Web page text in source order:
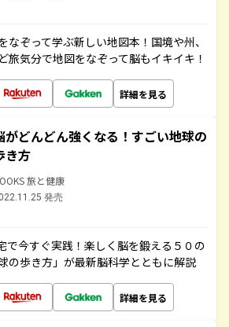
なぞって学ぶ新しい地図本！国境や州、
旅気分で地図をなぞって脳もイキイキ！
詳細を見る
がどんどん強くなる！すごい地球の
き方
旅と健康
発売
で今すぐ実践！楽しく脳を鍛える５０の
の歩き方」が最新脳科学とともに解説
詳細を見る